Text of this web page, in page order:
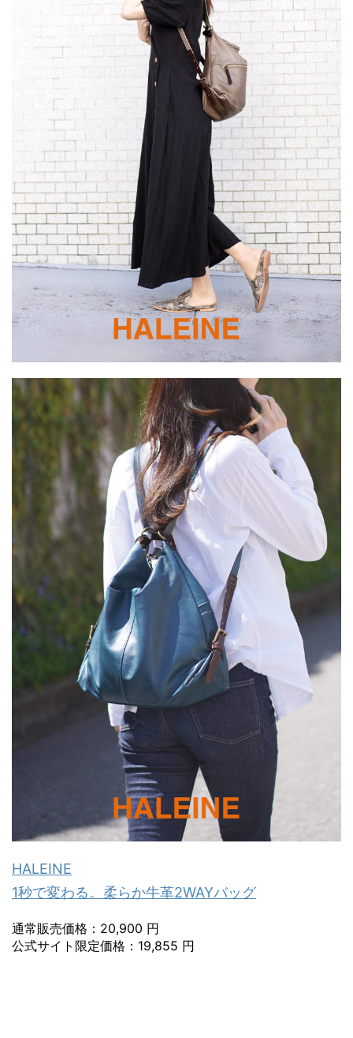
HALEINE
1秒で変わる。柔らか牛革2WAYバッグ
通常販売価格：20,900 円
公式サイト限定価格：19,855 円